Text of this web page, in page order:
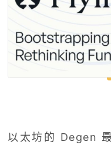
以太坊的 Degen